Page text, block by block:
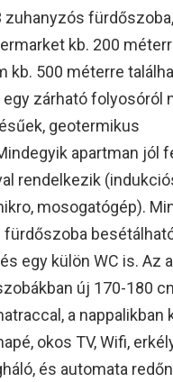
zuhanyzós
kb. 200
kb. 500 méterre
zárható folyosóról
geotermikus
apartman jól
rendelkezik
mosogatógép).
fürdőszoba
egy külön WC is. Az
új 170-180
a nappalikban
okos TV, Wifi,
és automata